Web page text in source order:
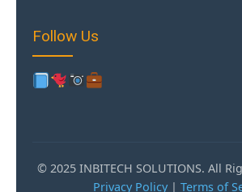
Follow Us
© 2025 INBITECH SOLUTIONS. All
Privacy Policy| Terms of